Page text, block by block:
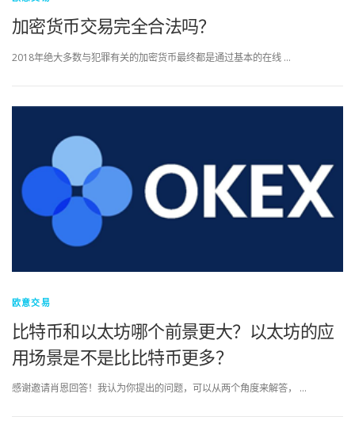
加密货币交易完全合法吗？
2018年绝大多数与犯罪有关的加密货币最终都是通过基本的在线 …
欧意交易
比特币和以太坊哪个前景更大？以太坊的应
用场景是不是比比特币更多？
感谢邀请肖恩回答！我认为你提出的问题，可以从两个角度来解答， …